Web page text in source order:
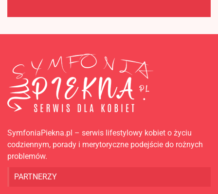
SymfoniaPiekna.pl – serwis lifestylowy kobiet o życiu
codziennym, porady i merytoryczne podejście do rożnych
problemów.
PARTNERZY